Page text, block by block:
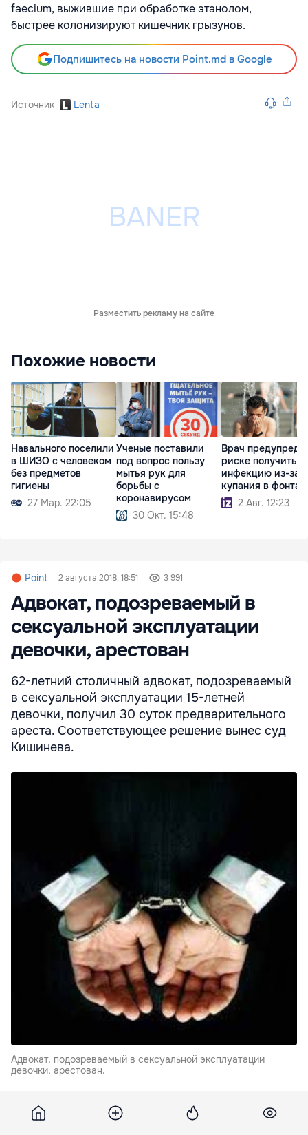
faecium, выжившие при обработке этанолом,
быстрее колонизируют кишечник грызунов.
Подпишитесь на новости Point.md в Google
Источник Lenta
Разместить рекламу на сайте
Похожие новости
Навального поселили
в ШИЗО с человеком
без предметов
гигиены
27 Мар. 22:05
Ученые поставили
под вопрос пользу
мытья рук для
борьбы с
коронавирусом
30 Окт. 15:48
Врач
риске получить
инфекцию из-за
купания в
2 Авг. 12:23
Point 2 августа 2018, 18:51 3 991
Адвокат, подозреваемый в
сексуальной эксплуатации
девочки, арестован
62-летний столичный адвокат, подозреваемый
в сексуальной эксплуатации 15-летней
девочки, получил 30 суток предварительного
ареста. Соответствующее решение вынес суд
Кишинева.
Адвокат, подозреваемый в сексуальной эксплуатации
девочки, арестован.
информации
следствия, в 2016 году адвокат